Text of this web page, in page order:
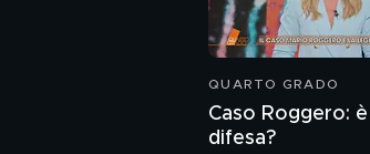
QUARTO GRADO
Caso Roggero:
difesa?